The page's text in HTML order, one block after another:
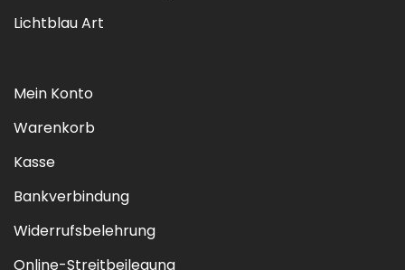
Lichtblau Art
Mein Konto
Warenkorb
Kasse
Bankverbindung
Widerrufsbelehrung
Online-Streitbeilegung